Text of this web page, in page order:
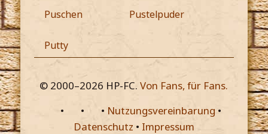
Puschen Pustelpuder
Putty
© 2000–2026 HP-FC.Von Fans, für Fans.
•
• • Nutzungsvereinbarung •
Datenschutz • Impressum